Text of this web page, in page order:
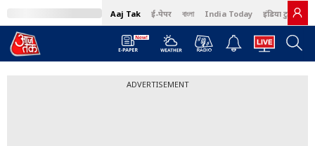
Aaj Tak ई-पेपर বাংলা India Today इंडिया टुडे हिंदी
ADVERTISEMENT